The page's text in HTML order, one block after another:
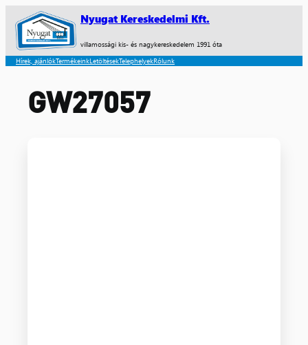
Nyugat Kereskedelmi Kft.
villamossági kis- és nagykereskedelem 1991 óta
Hírek, ajánlókTermékeinkLetöltésekTelephelyekRólunk
GW27057